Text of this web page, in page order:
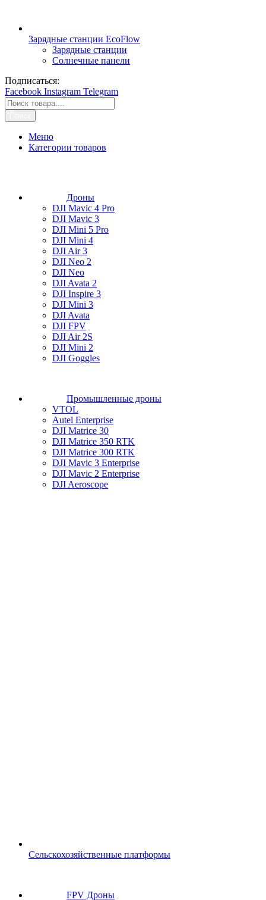
Зарядные станции EcoFlow
Зарядные станции
Солнечные панели
Подписаться:
Facebook Instagram Telegram
Меню
Категории товаров
Дроны
DJI Mavic 4 Pro
DJI Mavic 3
DJI Mini 5 Pro
DJI Mini 4
DJI Air 3
DJI Neo 2
DJI Neo
DJI Avata 2
DJI Inspire 3
DJI Mini 3
DJI Avata
DJI FPV
DJI Air 2S
DJI Mini 2
DJI Goggles
Промышленные дроны
VTOL
Autel Enterprise
DJI Matrice 30
DJI Matrice 350 RTK
DJI Matrice 300 RTK
DJI Mavic 3 Enterprise
DJI Mavic 2 Enterprise
DJI Aeroscope
Сельскохозяйственные платформы
FPV Дроны